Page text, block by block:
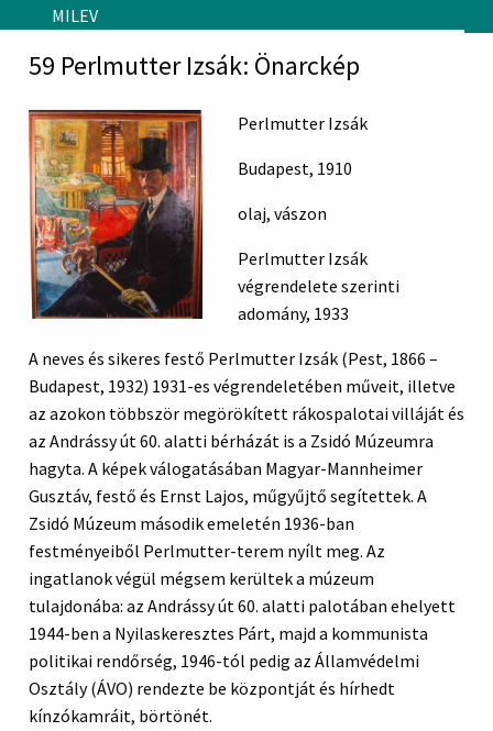
Skip to main content
MILEV
59 Perlmutter Izsák: Önarckép
Perlmutter Izsák
Budapest, 1910
olaj, vászon
Perlmutter Izsák
végrendelete szerinti
adomány, 1933
A neves és sikeres festő Perlmutter Izsák (Pest, 1866 –
Budapest, 1932) 1931-es végrendeletében műveit, illetve
az azokon többször megörökített rákospalotai villáját és
az Andrássy út 60. alatti bérházát is a Zsidó Múzeumra
hagyta. A képek válogatásában Magyar-Mannheimer
Gusztáv, festő és Ernst Lajos, műgyűjtő segítettek. A
Zsidó Múzeum második emeletén 1936-ban
festményeiből Perlmutter-terem nyílt meg. Az
ingatlanok végül mégsem kerültek a múzeum
tulajdonába: az Andrássy út 60. alatti palotában ehelyett
1944-ben a Nyilaskeresztes Párt, majd a kommunista
politikai rendőrség, 1946-tól pedig az Államvédelmi
Osztály (ÁVO) rendezte be központját és hírhedt
kínzókamráit, börtönét.